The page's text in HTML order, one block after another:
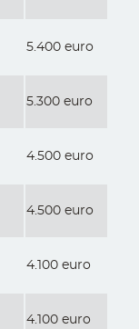
5.400 euro
5.300 euro
4.500 euro
4.500 euro
4.100 euro
4.100 euro